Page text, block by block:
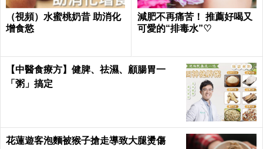
（視頻）水蜜桃奶昔 助消化
增食慾
減肥不再痛苦！ 推薦好喝又
可愛的“排毒水”♡
【中醫食療方】健脾、祛濕、顧腸胃一
「粥」搞定
花蓮遊客泡麵被猴子搶走導致大腿燙傷